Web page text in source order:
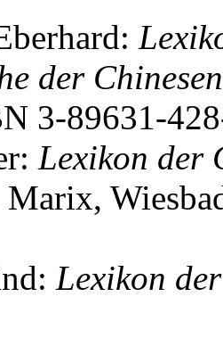
der
3-89631-
Lexikon der
Marix,
: Lexikon